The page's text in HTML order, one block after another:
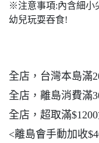
※注意事項:內含細小
幼兒玩耍吞食!
全店，台灣本島滿
全店，離島消費滿
全店，超取滿
<離島會手動加收